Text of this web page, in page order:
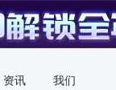
资讯 我们